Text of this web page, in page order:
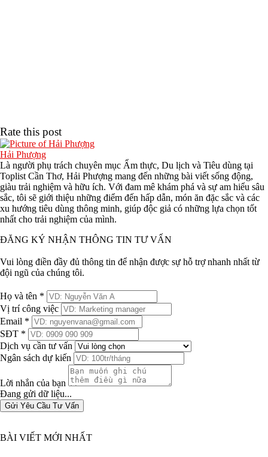
Rate this post
Hải Phượng
Là người phụ trách chuyên mục Ẩm thực, Du lịch và Tiêu dùng tại
Toplist Cần Thơ, Hải Phượng mang đến những bài viết sống động,
giàu trải nghiệm và hữu ích. Với đam mê khám phá và sự am hiểu sâu
sắc, tôi sẽ giới thiệu những điểm đến hấp dẫn, món ăn đặc sắc và các
xu hướng tiêu dùng thông minh, giúp độc giả có những lựa chọn tốt
nhất cho trải nghiệm của mình.
ĐĂNG KÝ NHẬN THÔNG TIN TƯ VẤN
Vui lòng điền đầy đủ thông tin để nhận được sự hỗ trợ nhanh nhất từ
đội ngũ của chúng tôi.
Họ và tên *
Vị trí công việc
Email *
SĐT *
Dịch vụ cần tư vấn
Ngân sách dự kiến
Lời nhắn của bạn
Đang gửi dữ liệu...
Gửi Yêu Cầu Tư Vấn
BÀI VIẾT MỚI NHẤT